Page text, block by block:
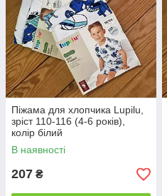
Піжама для хлопчика Lupilu,
зріст 110-116 (4-6 років),
колір білий
В наявності
207 ₴